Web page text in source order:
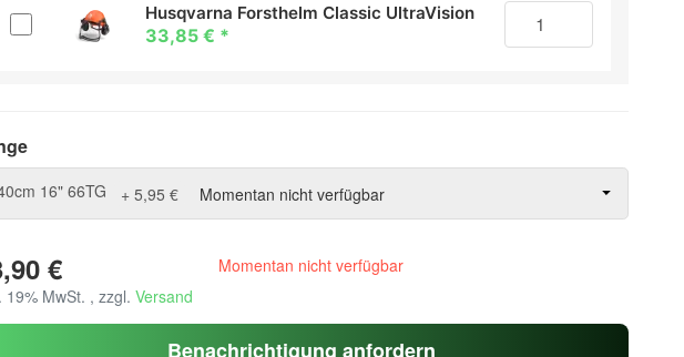
Husqvarna Forsthelm Classic UltraVision
33,85 € *
16" 66TG + 5,95 € Momentan nicht verfügbar
€
19% MwSt. , zzgl. Versand
Momentan nicht verfügbar
Benachrichtigung anfordern